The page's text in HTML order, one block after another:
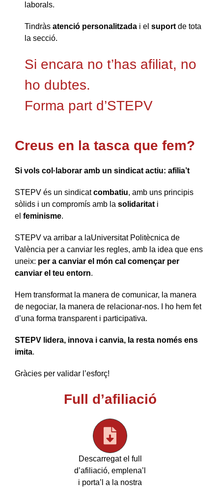
laborals.
Tindràs atenció personalitzada i el suport de tota
la secció.
Si encara no t’has afiliat, no
ho dubtes.
Forma part d’STEPV
Creus en la tasca que fem?
Si vols col·laborar amb un sindicat actiu: afilia’t
STEPV és un sindicatcombatiu, amb uns principis
sòlids i un compromís amb la solidaritat i
el feminisme.
STEPV va arribar a laUniversitat Politècnica de
València per a canviar les regles, amb la idea que ens
uneix: per a canviar el món cal començar per
canviar el teu entorn.
Hem transformat la manera de comunicar, la manera
de negociar, la manera de relacionar-nos. I ho hem fet
d’una forma transparent i participativa.
STEPV lidera, innova i canvia, la resta només ens
imita.
Gràcies per validar l’esforç!
Full d’afiliació
Descarregat el full
d’afiliació, emplena’l
i porta’l a la nostra